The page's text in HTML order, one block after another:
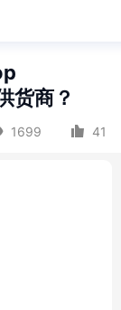
货商？
1699 41